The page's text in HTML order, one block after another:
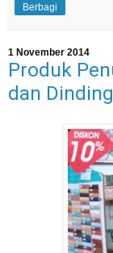
Berbagi
1 November 2014
Produk
dan